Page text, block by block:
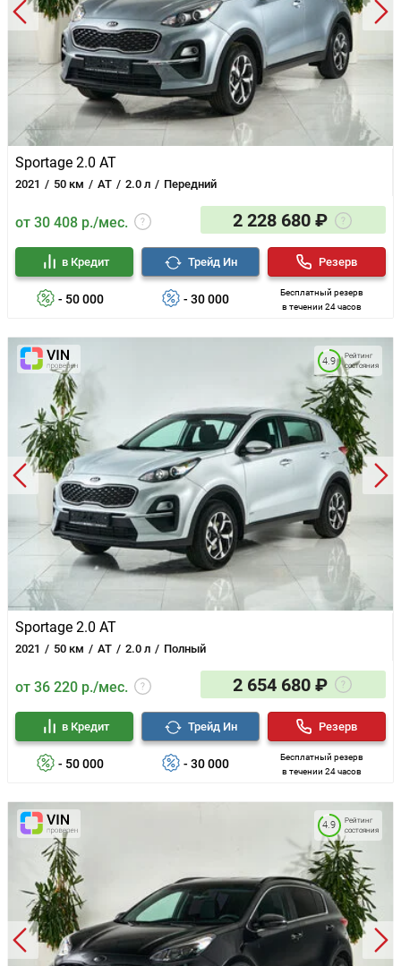
Легкосплавные диски
Иммобилайзер
Центральный замок
Докатка
Sportage 2.0 AT
2021 50 км AT 2.0 л Передний
от 30 408 р./мес. 2 228 680 ₽
- 50 000
в Кредит
- 30 000
Трейд Ин
Бесплатный резерв
в течении 24 часов
Резерв
Sportage 2.0 AT
2021 50 км AT 2.0 л Полный
Рейтинг
состояния
4.9
от 36 220 р./мес. 2 654 680 ₽
- 50 000
в Кредит
- 30 000
Трейд Ин
Бесплатный резерв
в течении 24 часов
Резерв
Рейтинг
состояния
4.9